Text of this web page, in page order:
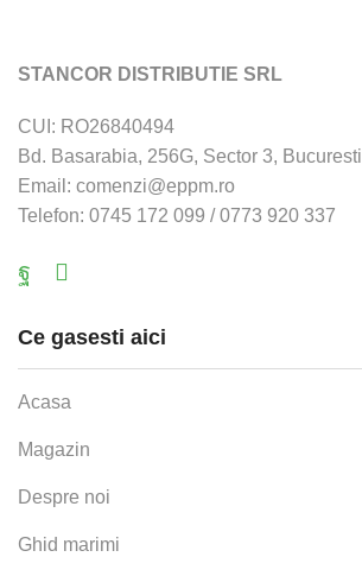
STANCOR DISTRIBUTIE SRL
CUI: RO26840494
Bd. Basarabia, 256G, Sector 3, Bucuresti
Email: comenzi@eppm.ro
Telefon: 0745 172 099 / 0773 920 337
Facebook
Ce gasesti aici
Acasa
Magazin
Despre noi
Ghid marimi